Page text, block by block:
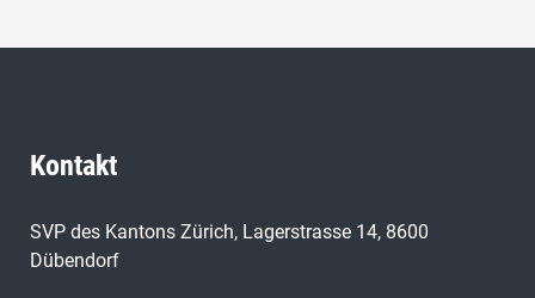
Kontakt
SVP des Kantons Zürich, Lagerstrasse 14, 8600
Dübendorf